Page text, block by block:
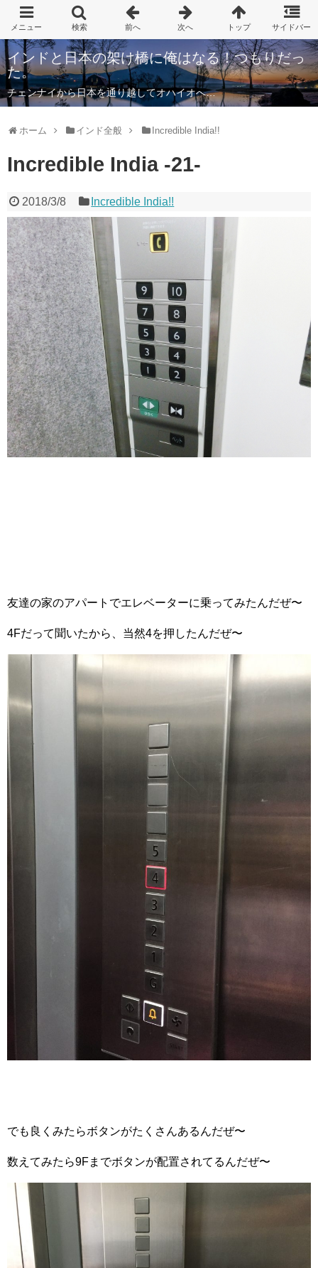
インドと日本の架け橋に俺はなる！つもりだっ
た。
チェンナイから日本を通り越してオハイオへ…
ホーム インド全般 Incredible India!!
Incredible India -21-
2018/3/8 Incredible India!!
友達の家のアパートでエレベーターに乗ってみたんだぜ〜
4Fだって聞いたから、当然4を押したんだぜ〜
でも良くみたらボタンがたくさんあるんだぜ〜
数えてみたら9Fまでボタンが配置されてるんだぜ〜